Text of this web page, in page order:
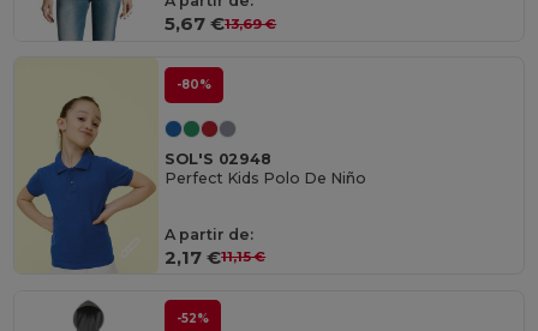
5,67 €13,69 €
-80%
SOL'S 02948
Perfect Kids Polo De Niño
A partir de:
2,17 €11,15 €
-52%